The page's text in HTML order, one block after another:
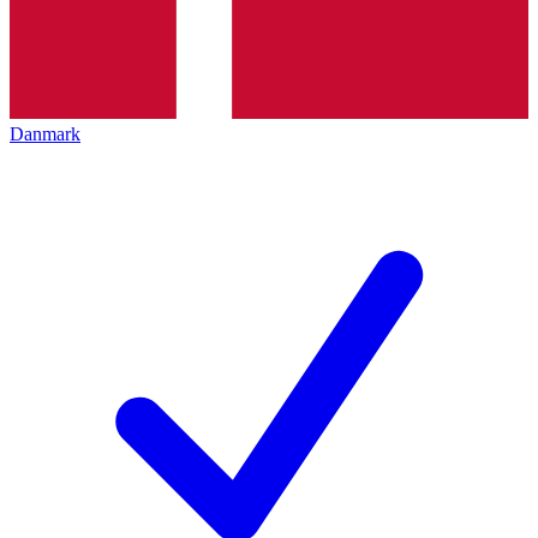
Danmark